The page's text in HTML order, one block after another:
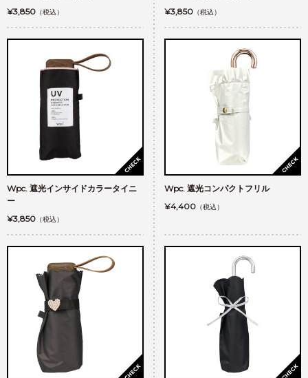
¥3,850 （税込）
¥3,850 （税込）
Wpc. 遮光インサイドカラータイニ
ー
¥3,850 （税込）
Wpc. 遮光コンパクトフリル
¥4,400 （税込）